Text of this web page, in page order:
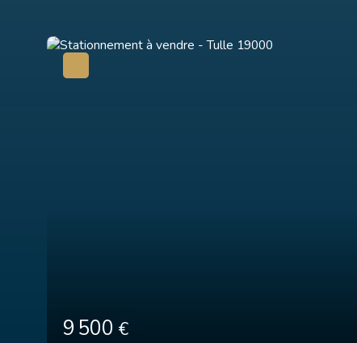
9 500 €